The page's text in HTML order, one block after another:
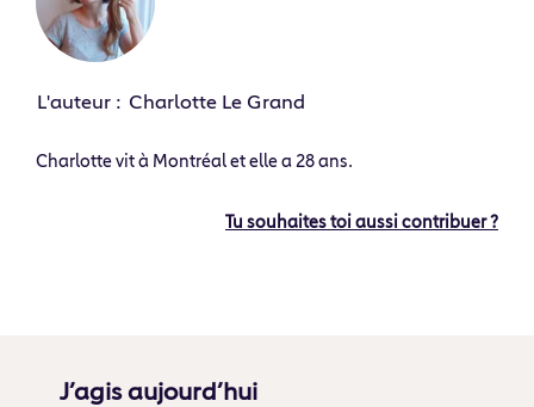
L'auteur : Charlotte Le Grand
Charlotte vit à Montréal et elle a 28 ans.
Tu souhaites toi aussi contribuer ?
J’agis aujourd’hui